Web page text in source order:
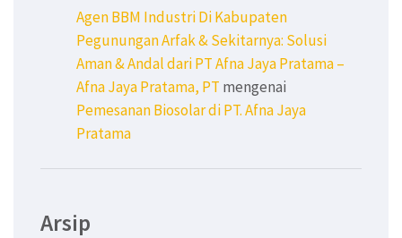
Agen BBM Industri Di Kabupaten
Pegunungan Arfak & Sekitarnya: Solusi
Aman & Andal dari PT Afna Jaya Pratama –
Afna Jaya Pratama, PT mengenai
Pemesanan Biosolar di PT. Afna Jaya
Pratama
Arsip